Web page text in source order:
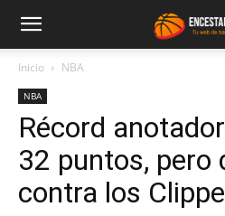
Inicio NBA
NBA
Récord
32 puntos, pero
contra los